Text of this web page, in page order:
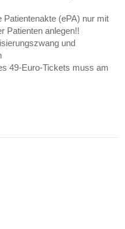
Patientenakte (ePA) nur mit
Patienten anlegen!!
und
49-Euro-Tickets muss am